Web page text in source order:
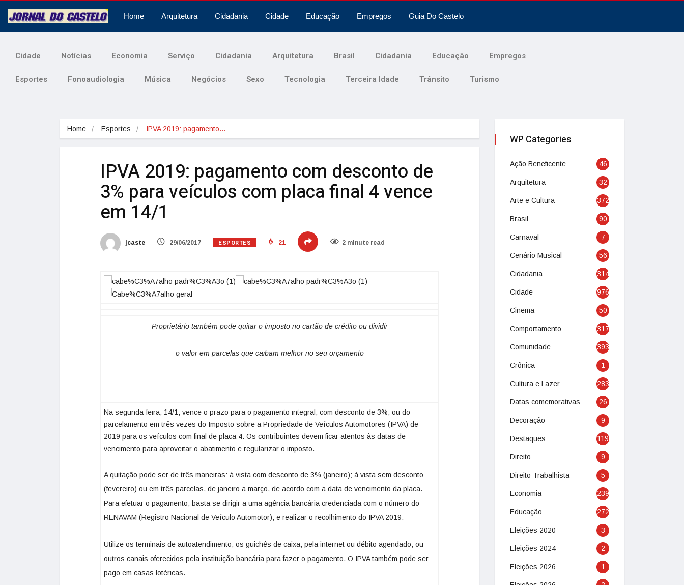
Home Arquitetura Cidadania Cidade Educação Empregos Guia Do Castelo
Cidade Notícias Economia Serviço Cidadania Arquitetura Brasil Cidadania Educação Empregos
Esportes Fonoaudiologia Música Negócios Sexo Tecnologia Terceira Idade Trânsito Turismo
Home Esportes IPVA 2019: pagamento…
IPVA 2019: pagamento com desconto de
3% para veículos com placa final 4 vence
em 14/1
jcaste 29/06/2017 ESPORTES 21 2 minute read
Proprietário também pode quitar o imposto no cartão de crédito ou dividir
o valor em parcelas que caibam melhor no seu orçamento
Na segunda-feira, 14/1, vence o prazo para o pagamento integral, com desconto de 3%, ou do
parcelamento em três vezes do Imposto sobre a Propriedade de Veículos Automotores (IPVA) de
2019 para os veículos com final de placa 4. Os contribuintes devem ficar atentos às datas de
vencimento para aproveitar o abatimento e regularizar o imposto.
A quitação pode ser de três maneiras: à vista com desconto de 3% (janeiro); à vista sem desconto
(fevereiro) ou em três parcelas, de janeiro a março, de acordo com a data de vencimento da placa.
Para efetuar o pagamento, basta se dirigir a uma agência bancária credenciada com o número do
RENAVAM (Registro Nacional de Veículo Automotor), e realizar o recolhimento do IPVA 2019.
Utilize os terminais de autoatendimento, os guichês de caixa, pela internet ou débito agendado, ou
outros canais oferecidos pela instituição bancária para fazer o pagamento. O IPVA também pode ser
pago em casas lotéricas.
WP Categories
Ação Beneficente 46
Arquitetura 32
Arte e Cultura 372
Brasil 90
Carnaval 7
Cenário Musical 56
Cidadania 314
Cidade 976
Cinema 50
Comportamento 317
Comunidade 393
Crônica 1
Cultura e Lazer 283
Datas comemorativas 26
Decoração 9
Destaques 119
Direito 9
Direito Trabalhista 5
Economia 239
Educação 272
Eleições 2020 3
Eleições 2024 2
Eleições 2026 1